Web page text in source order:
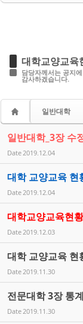
대학교양교육
담당자께서는 공지
감사하겠습니다.
일반대학
일반대학_3장 수
Date2019.12.04
대학 교양교육 현
Date2019.12.04
대학교양교육현
Date2019.12.03
대학 교양교육 현
Date2019.11.30
전문대학 3장 통
Date2019.11.30